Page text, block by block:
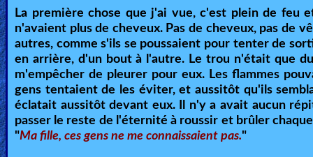
Documentaries
Islam
Other
La première chose que j'ai vue, c'est plein de feu
n'avaient plus de cheveux. Pas de cheveux, pas de
autres, comme s'ils se poussaient pour tenter de
en arrière, d'un bout à l'autre. Le trou n'était que
m'empêcher de pleurer pour eux. Les flammes
gens tentaient de les éviter, et aussitôt qu'ils
éclatait aussitôt devant eux. Il n'y a avait aucun
passer le reste de l'éternité à roussir et brûler
"Ma fille, ces gens ne me connaissaient pas."